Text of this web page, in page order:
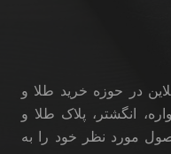
در حوزه خرید طلا و
انگشتر، پلاک طلا و
مورد نظر خود را به